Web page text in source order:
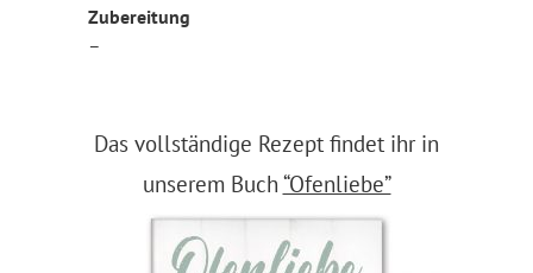
Zubereitung
–
Das vollständige Rezept findet ihr in
unserem Buch “Ofenliebe”